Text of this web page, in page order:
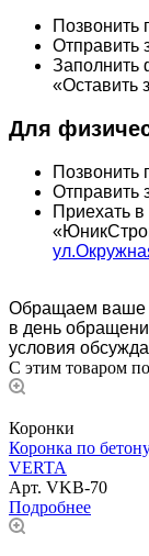
Позвонить
Отправить
Заполнить
«Оставить
Для
Позвонить
Отправить
Приехать
Обращаем ваше
в день
условия
С этим товаром
Коронки
Коронка по
VERTA
Арт. VKB-70
Подробнее